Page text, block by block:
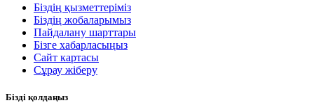
Біздің қызметтеріміз
Біздің жобаларымыз
Пайдалану шарттары
Бізге хабарласыңыз
Сайт картасы
Сұрау жіберу
Бізді қолдаңыз